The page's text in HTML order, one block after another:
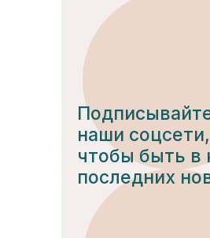
наши соцсети,
чтобы быть в
последних